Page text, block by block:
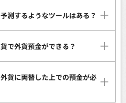
測するようなツールはある？
で外貨預金ができる？
貨に両替した上での預金が必